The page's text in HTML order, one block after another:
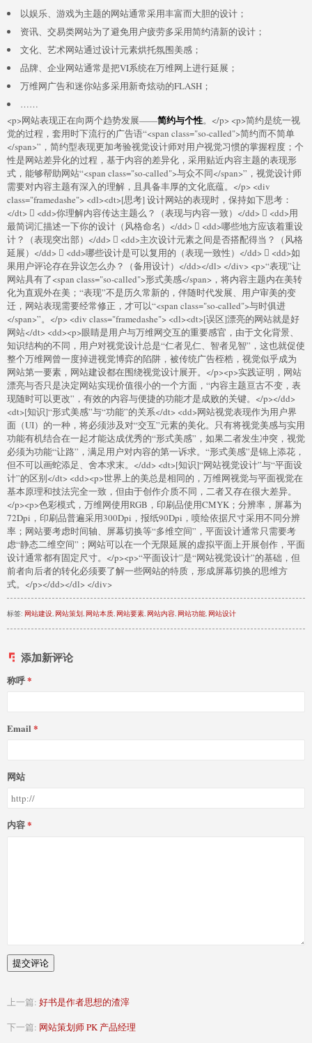
以娱乐、游戏为主题的网站通常采用丰富而大胆的设计；
资讯、交易类网站为了避免用户疲劳多采用简约清新的设计；
文化、艺术网站通过设计元素烘托氛围美感；
品牌、企业网站通常是把VI系统在万维网上进行延展；
万维网广告和迷你站多采用新奇炫动的FLASH；
……
<p>网站表现正在向两个趋势发展——简约与个性。</p> <p>简约是统一视
觉的过程，套用时下流行的广告语“<span class="so-called">简约而不简单
</span>”，简约型表现更加考验视觉设计师对用户视觉习惯的掌握程度；个
性是网站差异化的过程，基于内容的差异化，采用贴近内容主题的表现形
式，能够帮助网站“<span class="so-called">与众不同</span>”，视觉设计师
需要对内容主题有深入的理解，且具备丰厚的文化底蕴。</p> <div
class="framedashe"> <dl><dt>[思考] 设计网站的表现时，保持如下思考：
</dt>  <dd>你理解内容传达主题么？（表现与内容一致）</dd>  <dd>用
最简词汇描述一下你的设计（风格命名）</dd>  <dd>哪些地方应该着重设
计？（表现突出部）</dd>  <dd>主次设计元素之间是否搭配得当？（风格
延展）</dd>  <dd>哪些设计是可以复用的（表现一致性）</dd>  <dd>如
果用户评论存在异议怎么办？（备用设计）</dd></dl> </div> <p>“表现”让
网站具有了<span class="so-called">形式美感</span>，将内容主题内在美转
化为直观外在美；“表现”不是历久常新的，伴随时代发展、用户审美的变
迁，网站表现需要经常修正，才可以“<span class="so-called">与时俱进
</span>”。</p> <div class="framedashe"> <dl><dt>[误区]漂亮的网站就是好
网站</dt> <dd><p>眼睛是用户与万维网交互的重要感官，由于文化背景、
知识结构的不同，用户对视觉设计总是“仁者见仁、智者见智”，这也就促使
整个万维网曾一度掉进视觉博弈的陷阱，被传统广告桎梏，视觉似乎成为
网站第一要素，网站建设都在围绕视觉设计展开。</p><p>实践证明，网站
漂亮与否只是决定网站实现价值很小的一个方面，“内容主题亘古不变，表
现随时可以更改”，有效的内容与便捷的功能才是成败的关键。</p></dd>
<dt>[知识]“形式美感”与“功能”的关系</dt> <dd>网站视觉表现作为用户界
面（UI）的一种，将必须涉及对“交互”元素的美化。只有将视觉美感与实用
功能有机结合在一起才能达成优秀的“形式美感”，如果二者发生冲突，视觉
必须为功能“让路”，满足用户对内容的第一诉求。“形式美感”是锦上添花，
但不可以画蛇添足、舍本求末。</dd> <dt>[知识]“网站视觉设计”与“平面设
计”的区别</dt> <dd><p>世界上的美总是相同的，万维网视觉与平面视觉在
基本原理和技法完全一致，但由于创作介质不同，二者又存在很大差异。
</p><p>色彩模式，万维网使用RGB，印刷品使用CMYK；分辨率，屏幕为
72Dpi，印刷品普遍采用300Dpi，报纸90Dpi，喷绘依据尺寸采用不同分辨
率；网站要考虑时间轴、屏幕切换等“多维空间”，平面设计通常只需要考
虑“静态二维空间”；网站可以在一个无限延展的虚拟平面上开展创作，平面
设计通常都有固定尺寸。</p><p>“平面设计”是“网站视觉设计”的基础，但
前者向后者的转化必须要了解一些网站的特质，形成屏幕切换的思维方
式。</p></dd></dl> </div>
标签: 网站建设 网站策划 网站本质 网站要素 网站内容 网站功能 网站设计
添加新评论
称呼
Email
网站
内容
提交评论
上一篇: 好书是作者思想的渣滓
下一篇: 网站策划师 PK 产品经理